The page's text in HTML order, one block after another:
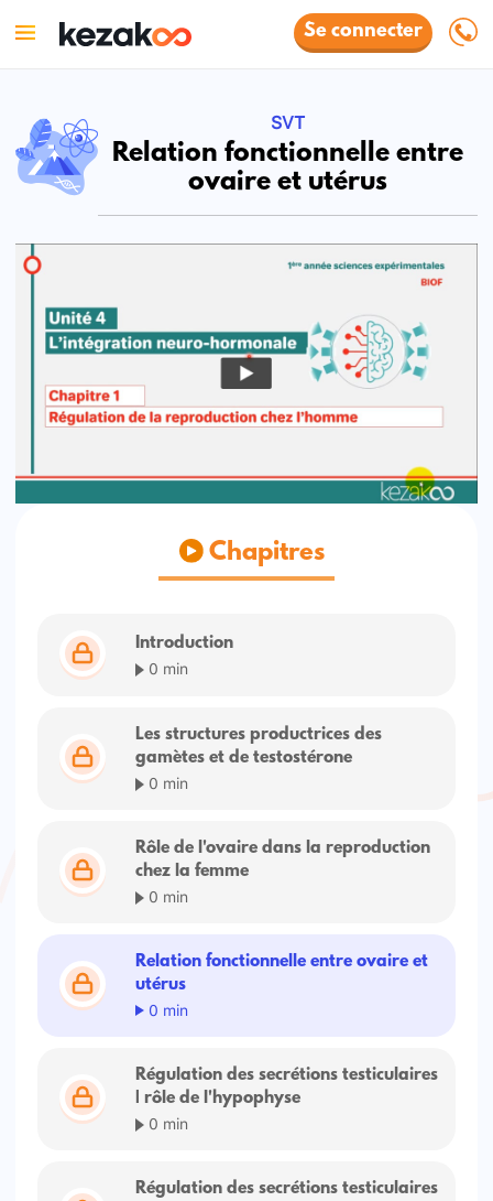
Se connecter
SVT
Relation fonctionnelle entre
ovaire et utérus
Chapitres
Introduction
0 min
Les structures productrices des
gamètes et de testostérone
0 min
Rôle de l'ovaire dans la reproduction
chez la femme
0 min
Relation fonctionnelle entre ovaire et
utérus
0 min
Régulation des secrétions testiculaires
| rôle de l'hypophyse
0 min
Régulation des secrétions testiculaires